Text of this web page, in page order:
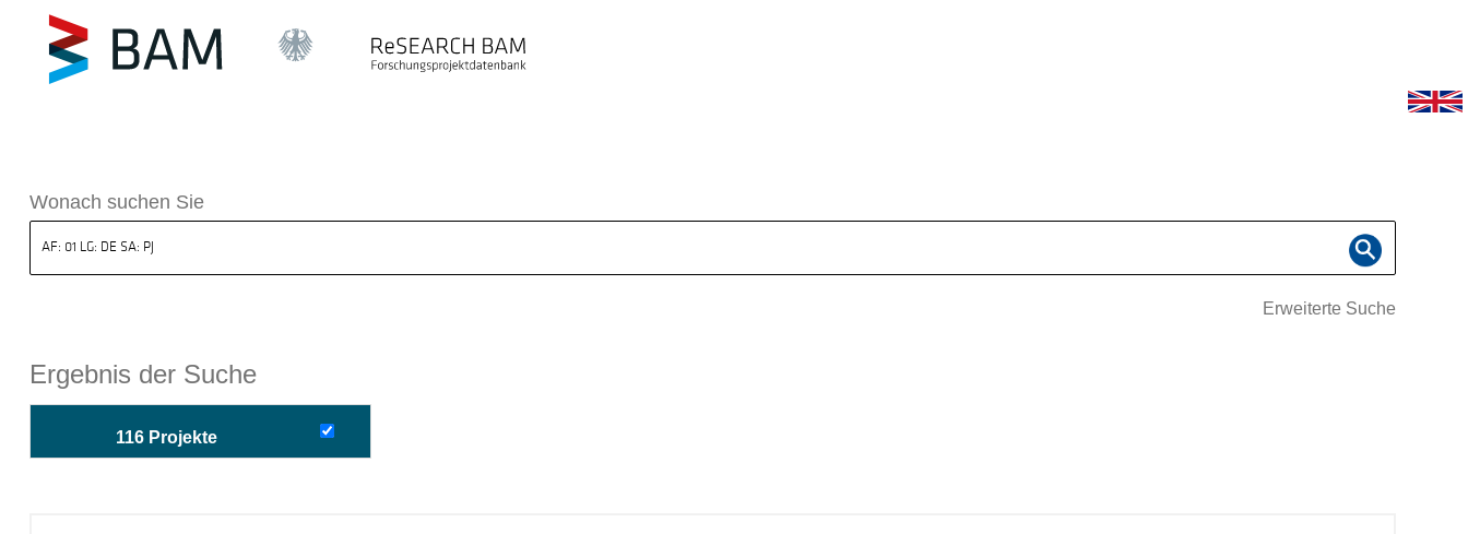
ReSEARCH BAM
Wonach suchen Sie
Erweiterte Suche
Ergebnis der Suche
116 Projekte